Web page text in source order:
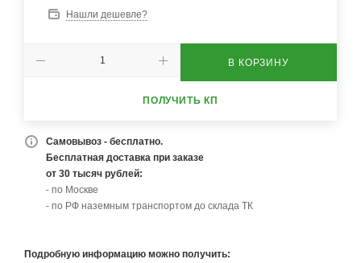
Нашли дешевле?
В КОРЗИНУ
ПОЛУЧИТЬ КП
Самовывоз - бесплатно.
Бесплатная доставка при заказе
от 30 тысяч рублей:
- по Москве
- по РФ наземным транспортом до склада ТК
Подробную информацию можно получить: